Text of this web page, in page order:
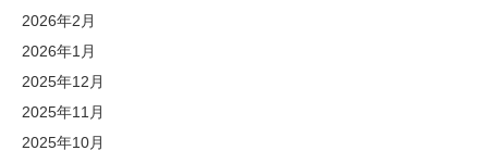
2026年2月
2026年1月
2025年12月
2025年11月
2025年10月